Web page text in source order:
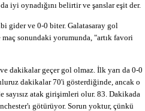
iyi oynadığını belirtir ve şanslar eşit der.
gider ve 0-0 biter. Galatasaray gol
maç sonundaki yorumunda, "artık favori
dakikalar geçer gol olmaz. İlk yarı da 0-0
dakikalar 70'i gösterdiğinde, ancak o
sayısız atak girişimleri olur. 83. Dakikada
götürüyor. Sorun yoktur, çünkü